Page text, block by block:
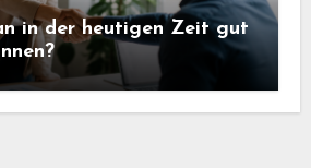
in der heutigen Zeit gut